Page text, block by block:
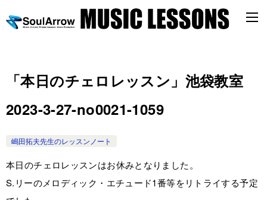
「本日のチェロレッスン」池袋教室
2023-3-27-no0021-1059
嶋田拓夫先生のレッスンノート
本日のチェロレッスンはお休みとなりました。
S.リーのメロディック・エチュード1番等をリトライする予定